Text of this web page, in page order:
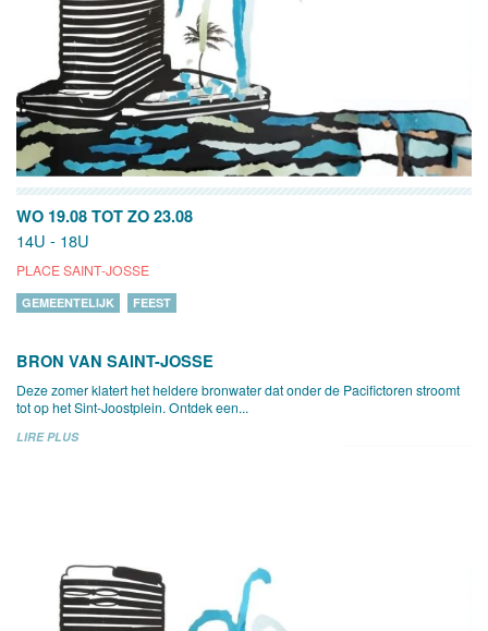
WO 19.08 TOT ZO 23.08
14U - 18U
PLACE SAINT-JOSSE
GEMEENTELIJK FEEST
BRON VAN SAINT-JOSSE
Deze zomer klatert het heldere bronwater dat onder de Pacifictoren stroomt
tot op het Sint-Joostplein. Ontdek een...
LIRE PLUS